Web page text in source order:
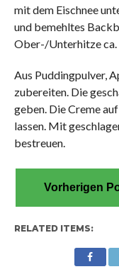
mit dem Eischnee
und bemehltes
Ober-/Unterhitze
Aus Puddingpulver,
zubereiten. Die
geben. Die Creme
lassen. Mit
bestreuen.
Vorherigen
RELATED ITEMS: